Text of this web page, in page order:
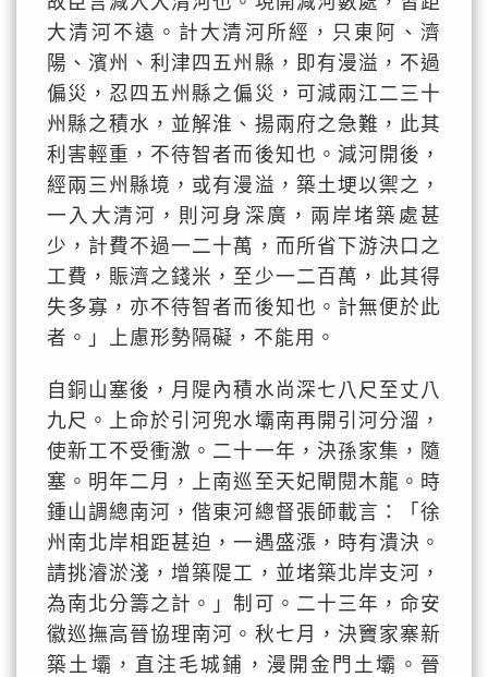
大清河不遠。計大清河所經，只東阿、濟
陽、濱州、利津四五州縣，即有漫溢，不過
偏災，忍四五州縣之偏災，可減兩江二三十
州縣之積水，並解淮、揚兩府之急難，此其
利害輕重，不待智者而後知也。減河開後，
經兩三州縣境，或有漫溢，築土埂以禦之，
一入大清河，則河身深廣，兩岸堵築處甚
少，計費不過一二十萬，而所省下游決口之
工費，賑濟之錢米，至少一二百萬，此其得
失多寡，亦不待智者而後知也。計無便於此
者。」上慮形勢隔礙，不能用。
自銅山塞後，月隄內積水尚深七八尺至丈八
九尺。上命於引河兜水壩南再開引河分溜，
使新工不受衝激。二十一年，決孫家集，隨
塞。明年二月，上南巡至天妃閘閱木龍。時
鍾山調總南河，偕東河總督張師載言：「徐
州南北岸相距甚迫，一遇盛漲，時有潰決。
請挑濬淤淺，增築隄工，並堵築北岸支河，
為南北分籌之計。」制可。二十三年，命安
徽巡撫高晉協理南河。秋七月，決竇家寨新
築土壩，直注毛城鋪，漫開金門土壩。晉